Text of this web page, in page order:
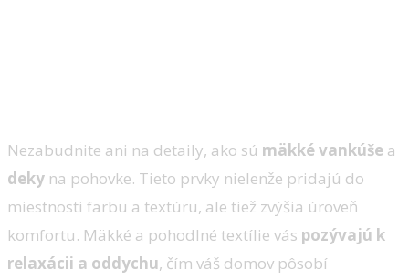
Nezabudnite ani na detaily, ako sú mäkké vankúše a
deky na pohovke. Tieto prvky nielenže pridajú do
miestnosti farbu a textúru, ale tiež zvýšia úroveň
komfortu. Mäkké a pohodlné textílie vás pozývajú k
relaxácii a oddychu, čím váš domov pôsobí